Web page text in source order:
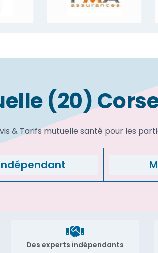
(20)
& Tarifs mutuelle santé pour les
Des experts indépendants